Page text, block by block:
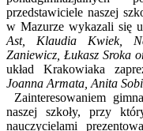
przedstawiciele naszej
w Mazurze wykazali się
Ast, Klaudia Kwiek,
Zaniewicz, Łukasz Sroka
układ Krakowiaka
Joanna Armata, Anita
Zainteresowaniem
naszej szkoły, przy
nauczycielami